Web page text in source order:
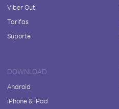
Viber Out
Tarifas
Suporte
DOWNLOAD
Android
iPhone & iPad